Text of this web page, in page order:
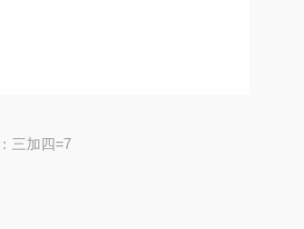
三加四=7